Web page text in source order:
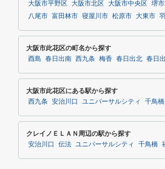
大阪市平野区
大阪市北区 大阪市中央区 堺
八尾市 富田林市 寝屋川市 松原市 大東市
大阪市此花区の町名から探す
酉島 春日出南 西九条 梅香 春日出北 春日
大阪市此花区にある駅から探す
西九条 安治川口 ユニバーサルシティ 千鳥橋
クレイノＥＬＡＮ周辺の駅から探す
安治川口 伝法 ユニバーサルシティ 千鳥橋